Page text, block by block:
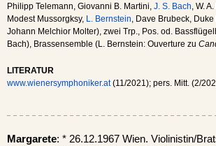
Philipp Telemann, Giovanni B. Martini, J. S. Bach, W.
Modest Mussorgksy, L. Bernstein, Dave Brubeck,
Johann Melchior Molter), zwei Trp., Pos. od.
Bach), Brassensemble (L. Bernstein: Ouverture zu
LITERATUR
www.wienersymphoniker.at(11/2021); pers. Mitt. (2/
Margarete: * 26.12.1967 Wien. Violinistin/